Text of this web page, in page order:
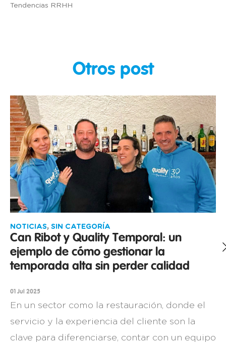
Tendencias RRHH
Otros post
NOTICIAS, SIN CATEGORÍA
Can Ribot y Quality Temporal: un
ejemplo de cómo gestionar la
temporada alta sin perder calidad
01 Jul 2025
En un sector como la restauración, donde el
servicio y la experiencia del cliente son la
clave para diferenciarse, contar con un equipo